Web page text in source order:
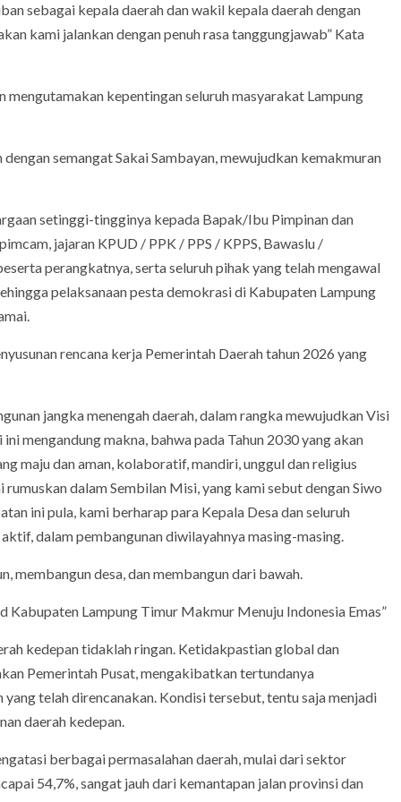
sebagai kepala daerah dan wakil kepala daerah dengan
kami jalankan dengan penuh rasa tanggungjawab” Kata
mengutamakan kepentingan seluruh masyarakat Lampung
semangat Sakai Sambayan, mewujudkan kemakmuran
setinggi-tingginya kepada Bapak/Ibu Pimpinan dan
jajaran KPUD / PPK / PPS / KPPS, Bawaslu /
perangkatnya, serta seluruh pihak yang telah mengawal
pelaksanaan pesta demokrasi di Kabupaten Lampung
rencana kerja Pemerintah Daerah tahun 2026 yang
jangka menengah daerah, dalam rangka mewujudkan Visi
mengandung makna, bahwa pada Tahun 2030 yang akan
maju dan aman, kolaboratif, mandiri, unggul dan religius
dalam Sembilan Misi, yang kami sebut dengan Siwo
ini pula, kami berharap para Kepala Desa dan seluruh
dalam pembangunan diwilayahnya masing-masing.
desa, dan membangun dari bawah.
Kabupaten Lampung Timur Makmur Menuju Indonesia Emas”
kedepan tidaklah ringan. Ketidakpastian global dan
Pemerintah Pusat, mengakibatkan tertundanya
telah direncanakan. Kondisi tersebut, tentu saja menjadi
daerah kedepan.
berbagai permasalahan daerah, mulai dari sektor
54,7%, sangat jauh dari kemantapan jalan provinsi dan